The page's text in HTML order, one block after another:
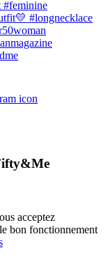
acceptez
bon fonctionnement